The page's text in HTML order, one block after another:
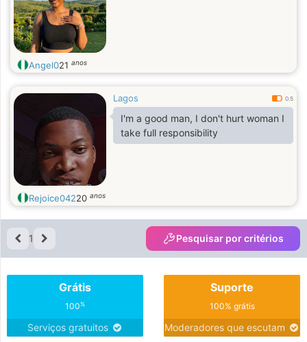
Angel021 anos
Lagos 0.5
I'm a good man, I don't hurt woman I
take full responsibility
Rejoice04220 anos
1 Pesquisar por critérios
Grátis
100%
Serviços gratuitos
Suporte
100% grátis
Moderadores que escutam